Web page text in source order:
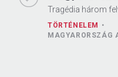
Tragédia három
TÖRTÉNELEM
MAGYARORSZÁG